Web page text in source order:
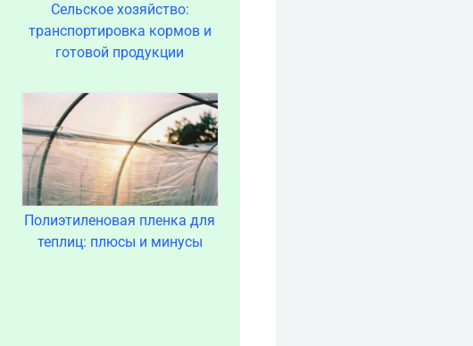
Сельское хозяйство:
транспортировка кормов и
готовой продукции
Полиэтиленовая пленка для
теплиц: плюсы и минусы